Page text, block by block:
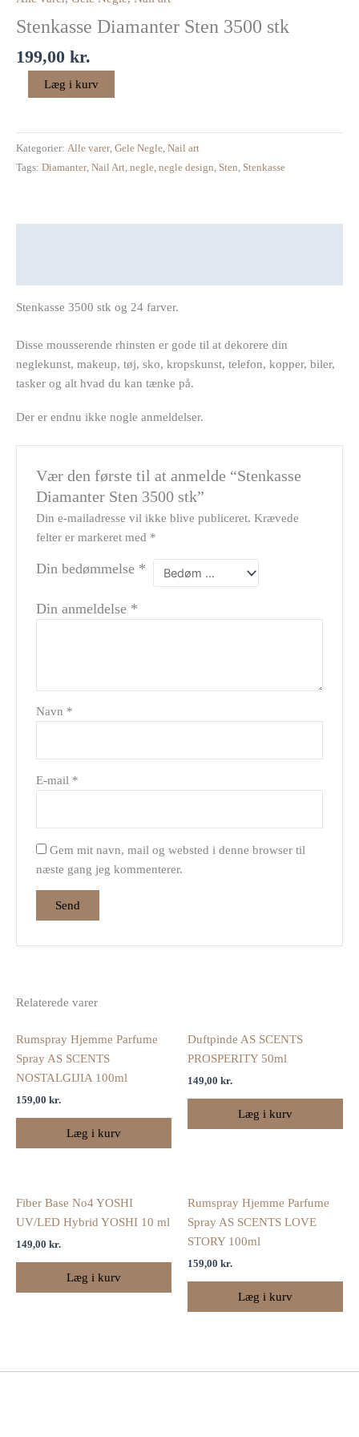
Stenkasse Diamanter Sten 3500 stk
199,00 kr.
stk
antal
Læg i kurv
Kategorier: Alle varer, Gele Negle Nail art
Tags: Diamanter, Nail Art negle negle design Sten Stenkasse
Stenkasse 3500 stk og 24 farver.
Disse mousserende rhinsten er gode til at dekorere din
neglekunst, makeup, tøj, sko, kropskunst, telefon, kopper, biler,
tasker og alt hvad du kan tænke på.
Der er endnu ikke nogle anmeldelser.
Vær den første til at anmelde “Stenkasse
Diamanter Sten 3500 stk”
Din e-mailadresse vil ikke blive publiceret. Krævede
felter er markeret med *
Din bedømmelse *
Din anmeldelse *
Navn *
E-mail *
Gem mit navn, mail og websted i denne browser til
næste gang jeg kommenterer.
Relaterede varer
Rumspray Hjemme Parfume
Spray AS SCENTS
NOSTALGIJIA 100ml
159,00 kr.
Læg i kurv
Duftpinde AS SCENTS
PROSPERITY 50ml
149,00 kr.
Læg i kurv
Fiber Base No4 YOSHI
UV/LED Hybrid YOSHI 10 ml
149,00 kr.
Læg i kurv
Rumspray Hjemme Parfume
Spray AS SCENTS LOVE
STORY 100ml
159,00 kr.
Læg i kurv